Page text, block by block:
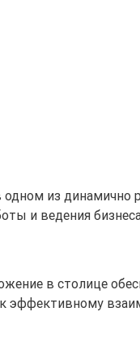
одном из
и ведения
в столице
эффективному